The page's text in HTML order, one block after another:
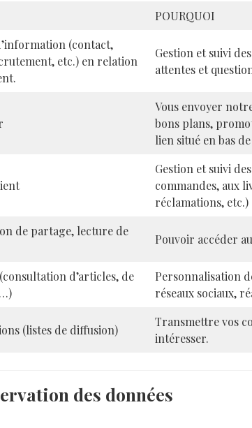
POURQUOI
(contact,
etc.) en relation
Gestion et suivi
attentes et
Vous envoyer
bons plans,
lien situé en bas
Gestion et suivi
commandes, aux
réclamations, etc.)
de partage, lecture de
Pouvoir accéder
d’articles, de
Personnalisation
réseaux sociaux,
(listes de diffusion)
Transmettre vos
intéresser.
des données